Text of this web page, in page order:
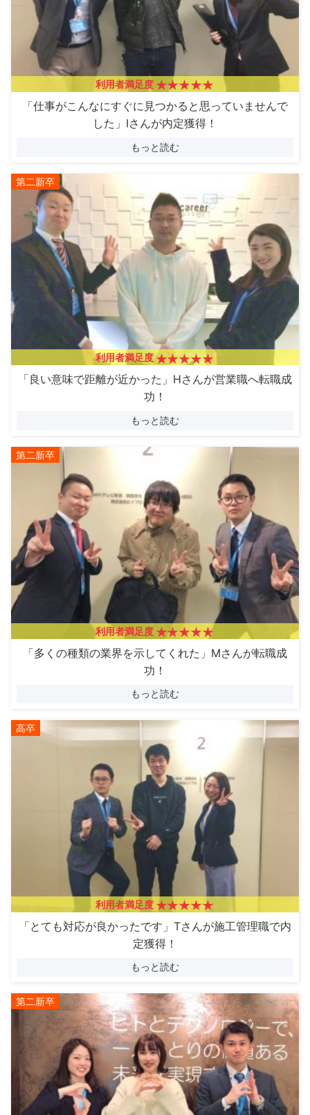
利用者満足度
「仕事がこんなにすぐに見つかると思っていませんで
した」Iさんが内定獲得！
もっと読む
第二新卒
利用者満足度
「良い意味で距離が近かった」Hさんが営業職へ転職成
功！
もっと読む
第二新卒
利用者満足度
「多くの種類の業界を示してくれた」Mさんが転職成
功！
もっと読む
高卒
利用者満足度
「とても対応が良かったです」Tさんが施工管理職で内
定獲得！
もっと読む
第二新卒